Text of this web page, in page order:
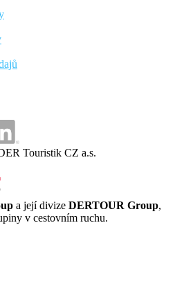
uvedených služeb a aktivit může být
případných hygienických či
v dané destinaci.
letiště
poplatek
Touristik CZ a.s.
a její divize DERTOUR Group,
v cestovním ruchu.